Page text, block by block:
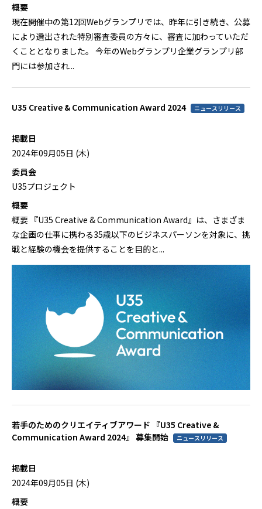
概要
現在開催中の第12回Webグランプリでは、昨年に引き続き、公募
により選出された特別審査委員の方々に、審査に加わっていただ
くこととなりました。 今年のWebグランプリ企業グランプリ部
門には参加され...
U35 Creative & Communication Award 2024 ニュースリリース
掲載日
2024年09月05日 (木)
委員会
U35プロジェクト
概要
概要 『U35 Creative & Communication Award』は、さまざま
な企画の仕事に携わる35歳以下のビジネスパーソンを対象に、挑
戦と経験の機会を提供することを目的と...
若手のためのクリエイティブアワード 『U35 Creative &
Communication Award 2024』 募集開始
ニュースリリース
掲載日
2024年09月05日 (木)
概要